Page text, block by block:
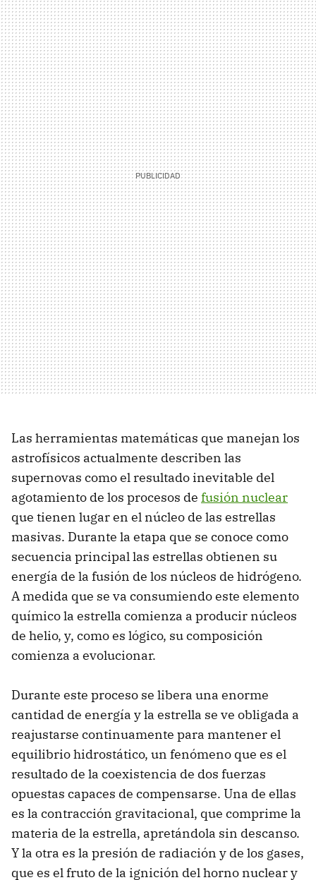
Las herramientas matemáticas que manejan los
astrofísicos actualmente describen las
supernovas como el resultado inevitable del
agotamiento de los procesos de fusión nuclear
que tienen lugar en el núcleo de las estrellas
masivas. Durante la etapa que se conoce como
secuencia principal las estrellas obtienen su
energía de la fusión de los núcleos de hidrógeno.
A medida que se va consumiendo este elemento
químico la estrella comienza a producir núcleos
de helio, y, como es lógico, su composición
comienza a evolucionar.
Durante este proceso se libera una enorme
cantidad de energía y la estrella se ve obligada a
reajustarse continuamente para mantener el
equilibrio hidrostático, un fenómeno que es el
resultado de la coexistencia de dos fuerzas
opuestas capaces de compensarse. Una de ellas
es la contracción gravitacional, que comprime la
materia de la estrella, apretándola sin descanso.
Y la otra es la presión de radiación y de los gases,
que es el fruto de la ignición del horno nuclear y